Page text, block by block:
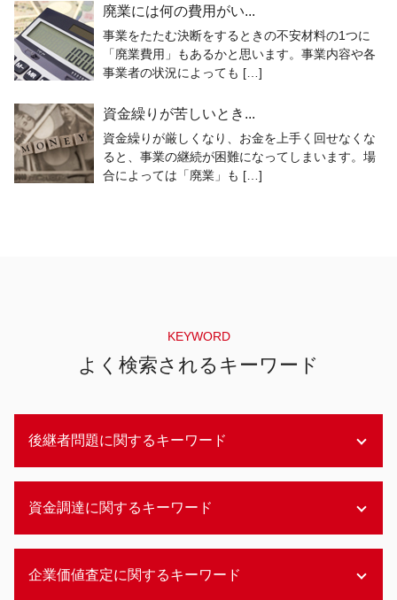
廃業には何の費用がい...
事業をたたむ決断をするときの不安材料の1つに
「廃業費用」もあるかと思います。事業内容や各
事業者の状況によっても […]
資金繰りが苦しいとき...
資金繰りが厳しくなり、お金を上手く回せなくな
ると、事業の継続が困難になってしまいます。場
合によっては「廃業」も […]
KEYWORD
よく検索されるキーワード
後継者問題に関するキーワード
商店街 後継者問題 対策
不動産 後継者問題
事業承継 株式譲渡
資金調達に関するキーワード
デッドファイナンス 種類
企業価値査定に関するキーワード